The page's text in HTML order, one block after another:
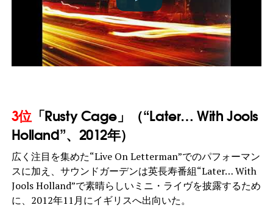
3位 「Rusty Cage」（“Later… With Jools
Holland”、2012年）
広く注目を集めた“Live On Letterman”でのパフォーマン
スに加え、サウンドガーデンは英長寿番組“Later… With
Jools Holland”で素晴らしいミニ・ライヴを披露するため
に、2012年11月にイギリスへ出向いた。